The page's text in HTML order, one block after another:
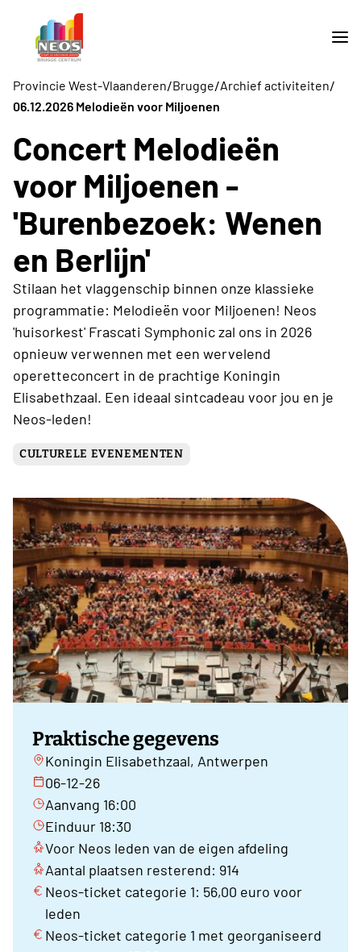
Provincie West-Vlaanderen/Brugge/Archief activiteiten/
06.12.2026 Melodieën voor Miljoenen
Concert Melodieën
voor Miljoenen -
'Burenbezoek: Wenen
en Berlijn'
Stilaan het vlaggenschip binnen onze klassieke
programmatie: Melodieën voor Miljoenen! Neos
'huisorkest' Frascati Symphonic zal ons in 2026
opnieuw verwennen met een wervelend
operetteconcert in de prachtige Koningin
Elisabethzaal. Een ideaal sintcadeau voor jou en je
Neos-leden!
CULTURELE EVENEMENTEN
Praktische gegevens
Koningin Elisabethzaal, Antwerpen
06-12-26
Aanvang 16:00
Einduur 18:30
Voor Neos leden van de eigen afdeling
Aantal plaatsen resterend: 914
Neos-ticket categorie 1: 56,00 euro voor
leden
Neos-ticket categorie 1 met georganiseerd